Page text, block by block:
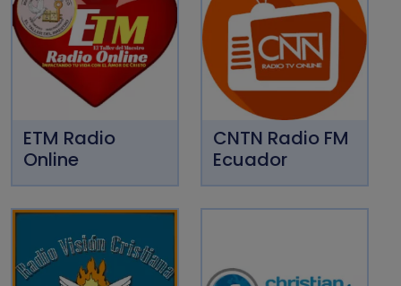
ETM Radio
Online
CNTN Radio FM
Ecuador